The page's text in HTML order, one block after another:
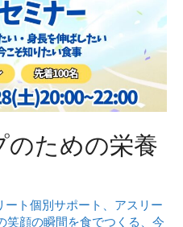
のための栄養
ート個別サポート 、 アスリー
笑顔の瞬間を食でつくる 、 今